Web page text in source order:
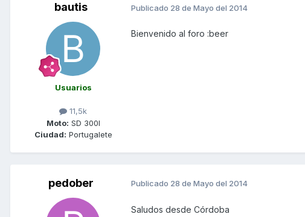
bautis
Usuarios
11,5k
Moto: SD 300I
Ciudad: Portugalete
Publicado 28 de Mayo del 2014
Bienvenido al foro :beer
pedober Publicado 28 de Mayo del 2014
Saludos desde Córdoba